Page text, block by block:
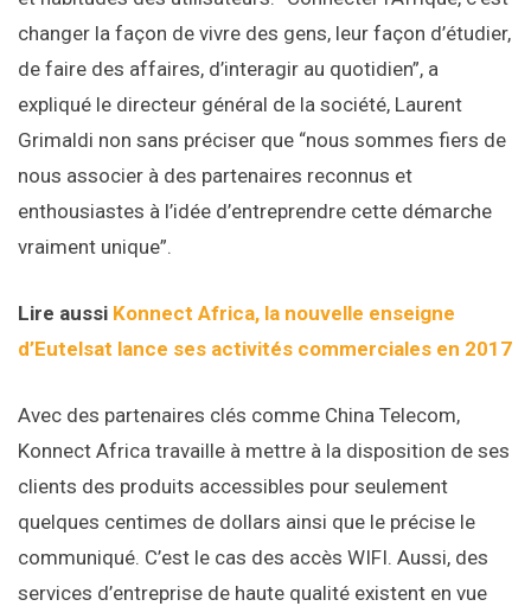
changer la façon de vivre des gens, leur façon d’étudier,
de faire des affaires, d’interagir au quotidien”, a
expliqué le directeur général de la société, Laurent
Grimaldi non sans préciser que “nous sommes fiers de
nous associer à des partenaires reconnus et
enthousiastes à l’idée d’entreprendre cette démarche
vraiment unique”.
Lire aussi Konnect Africa, la nouvelle enseigne
d’Eutelsat lance ses activités commerciales en 2017
Avec des partenaires clés comme China Telecom,
Konnect Africa travaille à mettre à la disposition de ses
clients des produits accessibles pour seulement
quelques centimes de dollars ainsi que le précise le
communiqué. C’est le cas des accès WIFI. Aussi, des
services d’entreprise de haute qualité existent en vue